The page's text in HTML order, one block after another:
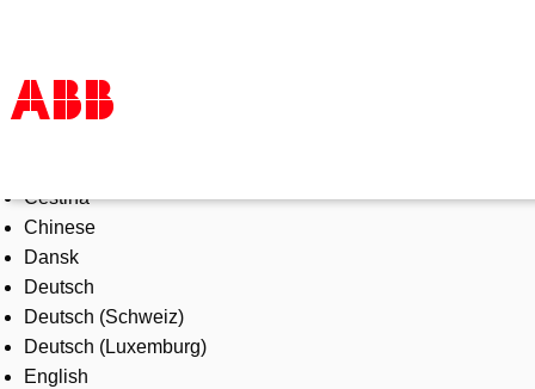
Products & Solutions
Industries
Services
About us
Where to buy
Contact us
Careers
Čeština
Chinese
Dansk
Deutsch
Deutsch (Schweiz)
Deutsch (Luxemburg)
English